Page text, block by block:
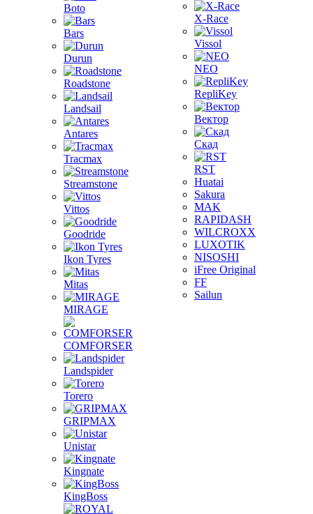
Boto
Bars
Durun
Roadstone
Landsail
Antares
Tracmax
Streamstone
Vittos
Goodride
Ikon Tyres
Mitas
MIRAGE
COMFORSER
Landspider
Torero
GRIPMAX
Unistar
Kingnate
KingBoss
X-Race
Vissol
NEO
RepliKey
Вектор
Скад
RST
Huatai
Sakura
MAK
RAPIDASH
WILCROXX
LUXOTIK
NISOSHI
iFree Original
FF
Sailun